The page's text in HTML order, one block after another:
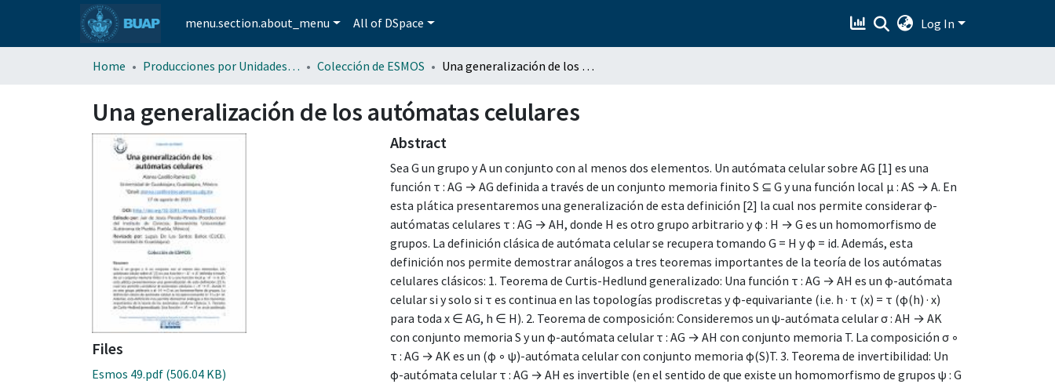
menu.section.about_menu All of DSpace Log In
Home Producciones por Unidades Académicas Colección de ESMOS Una generalización de los autómatas celulares
Una generalización de los autómatas celulares
Files
Esmos 49.pdf (506.04 KB)
Abstract
Sea G un grupo y A un conjunto con al menos dos elementos. Un autómata celular sobre AG [1] es una
función τ : AG → AG definida a través de un conjunto memoria finito S ⊆ G y una función local µ : AS → A. En
esta plática presentaremos una generalización de esta definición [2] la cual nos permite considerar ϕ-
autómatas celulares τ : AG → AH, donde H es otro grupo arbitrario y ϕ : H → G es un homomorfismo de
grupos. La definición clásica de autómata celular se recupera tomando G = H y ϕ = id. Además, esta
definición nos permite demostrar análogos a tres teoremas importantes de la teoría de los autómatas
celulares clásicos: 1. Teorema de Curtis-Hedlund generalizado: Una función τ : AG → AH es un ϕ-autómata
celular si y solo si τ es continua en las topologías prodiscretas y ϕ-equivariante (i.e. h · τ (x) = τ (ϕ(h) · x)
para toda x ∈ AG, h ∈ H). 2. Teorema de composición: Consideremos un ψ-autómata celular σ : AH → AK
con conjunto memoria S y un ϕ-autómata celular τ : AG → AH con conjunto memoria T. La composición σ ◦
τ : AG → AK es un (ϕ ◦ ψ)-autómata celular con conjunto memoria ϕ(S)T. 3. Teorema de invertibilidad: Un
ϕ-autómata celular τ : AG → AH es invertible (en el sentido de que existe un homomorfismo de grupos ψ : G